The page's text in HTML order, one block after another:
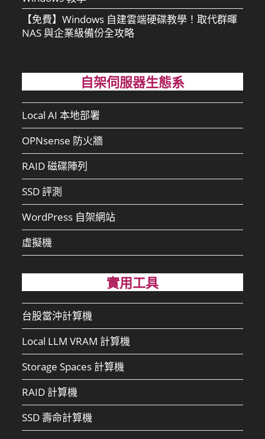
【免費】Windows 自建雲端硬碟教學！取代群暉
NAS 與企業級備份全攻略
自架伺服器生態系
Local AI 本地部署
OPNsense 防火牆
RAID 磁碟陣列
SSD 評測
WordPress 自架網站
虛擬機
實用工具
台股當沖計算機
Local LLM VRAM 計算機
Storage Spaces 計算機
RAID 計算機
SSD 壽命計算機